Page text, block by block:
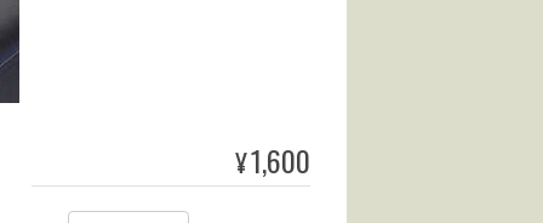
¥1,600